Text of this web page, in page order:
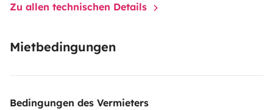
Zu allen technischen Details
Mietbedingungen
Bedingungen des Vermieters